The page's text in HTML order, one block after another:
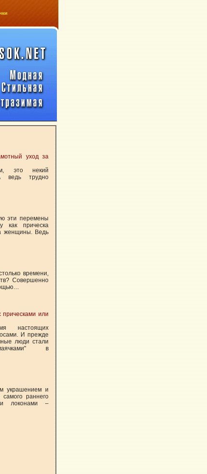
уход за
это некий
ведь трудно
эти перемены
как прическа
женщины. Ведь
времени,
Совершенно
или
настоящих
И прежде
люди стали
в
украшением и
раннего
локонами –